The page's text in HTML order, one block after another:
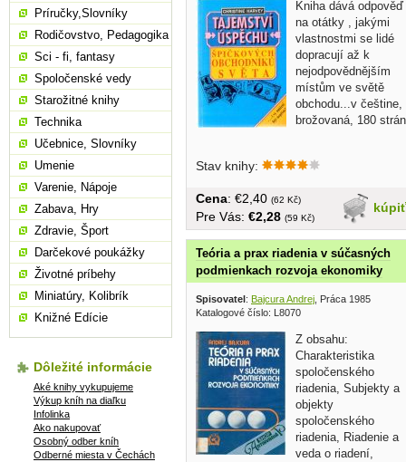
Kniha dává odpověď
na otátky , jakými
vlastnostmi se lidé
dopracují až k
nejodpovědnějším
místům ve světě
obchodu...v češtine,
brožovaná, 180 strán
Stav knihy:
kúpiť
Cena: €2,40 (62 Kč)
Pre Vás: €2,28 (59 Kč)
Teória a prax riadenia v súčasných
podmienkach rozvoja ekonomiky
Spisovatel : Bajcura Andrej, Práca 1985
Katalogové číslo: L8070
Z obsahu:
Charakteristika
spoločenského
riadenia, Subjekty a
objekty
spoločenského
riadenia, Riadenie a
veda o riadení,
Príručky,Slovníky
Rodičovstvo, Pedagogika
Sci - fi, fantasy
Spoločenské vedy
Starožitné knihy
Technika
Učebnice, Slovníky
Umenie
Varenie, Nápoje
Zabava, Hry
Zdravie, Šport
Darčekové poukážky
Životné príbehy
Miniatúry, Kolibrík
Knižné Edície
Dôležité informácie
Aké knihy vykupujeme
Výkup kníh na diaľku
Infolinka
Ako nakupovať
Osobný odber kníh
Odberné miesta v Čechách